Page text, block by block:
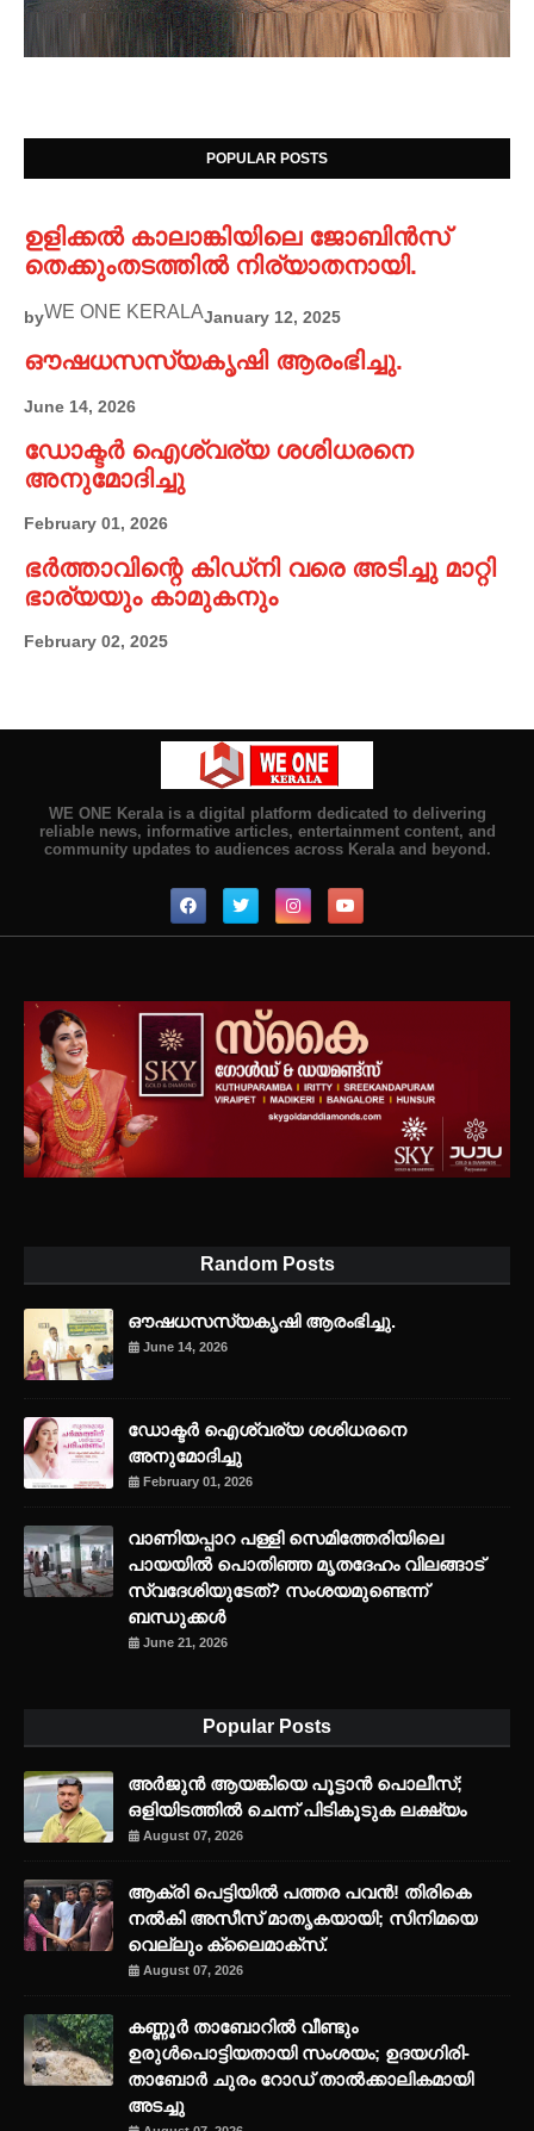
POPULAR POSTS
ഉളിക്കൽ കാലാങ്കിയിലെ ജോബിൻസ്
തെക്കുംതടത്തിൽ നിര്യാതനായി.
byWE ONE KERALAJanuary 12, 2025
ഔഷധസസ്യകൃഷി ആരംഭിച്ചു.
June 14, 2026
ഡോക്ടർ ഐശ്വര്യ ശശിധരനെ
അനുമോദിച്ചു
February 01, 2026
ഭർത്താവിന്റെ കിഡ്നി വരെ അടിച്ചു മാറ്റി
ഭാര്യയും കാമുകനും
February 02, 2025
WE ONE Kerala is a digital platform dedicated to delivering
reliable news, informative articles, entertainment content, and
community updates to audiences across Kerala and beyond.
Random Posts
ഔഷധസസ്യകൃഷി ആരംഭിച്ചു.
June 14, 2026
ഡോക്ടർ ഐശ്വര്യ ശശിധരനെ
അനുമോദിച്ചു
February 01, 2026
വാണിയപ്പാറ പള്ളി സെമിത്തേരിയിലെ
പായയിൽ പൊതിഞ്ഞ മൃതദേഹം വിലങ്ങാട്
സ്വദേശിയുടേത്? സംശയമുണ്ടെന്ന്
ബന്ധുക്കൾ
June 21, 2026
Popular Posts
അര്‍ജുന്‍ ആയങ്കിയെ പൂട്ടാന്‍ പൊലീസ്;
ഒളിയിടത്തില്‍ ചെന്ന് പിടികൂടുക ലക്ഷ്യം
August 07, 2026
ആക്രി പെട്ടിയിൽ പത്തര പവൻ! തിരികെ
നൽകി അസീസ് മാതൃകയായി; സിനിമയെ
വെല്ലും ക്ലൈമാക്സ്.
August 07, 2026
കണ്ണൂർ താബോറിൽ വീണ്ടും
ഉരുൾപൊട്ടിയതായി സംശയം; ഉദയഗിരി-
താബോർ ചുരം റോഡ് താൽക്കാലികമായി
അടച്ചു